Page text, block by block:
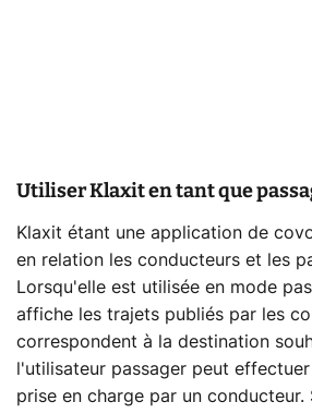
Utiliser Klaxit en tant que
Klaxit étant une application de
en relation les conducteurs et les
Lorsqu'elle est utilisée en mode
affiche les trajets publiés par les
correspondent à la destination
l'utilisateur passager peut
prise en charge par un conducteur.